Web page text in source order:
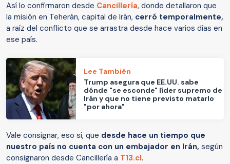
Así lo confirmaron desde Cancillería, donde detallaron que
la misión en Teherán, capital de Irán, cerró temporalmente,
a raíz del conflicto que se arrastra desde hace varios días en
ese país.
Lee También
Trump asegura que EE.UU. sabe
dónde "se esconde" líder supremo de
Irán y que no tiene previsto matarlo
"por ahora"
Vale consignar, eso sí, que desde hace un tiempo que
nuestro país no cuenta con un embajador en Irán, según
consignaron desde Cancillería a T13.cl.